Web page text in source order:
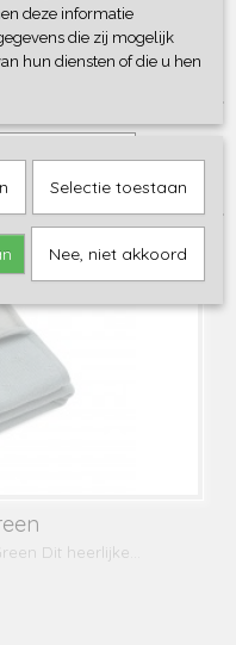
Dit heerlijke…
deze informatie
die zij mogelijk
hun diensten of die u hen
Selectie toestaan
Nee, niet akkoord